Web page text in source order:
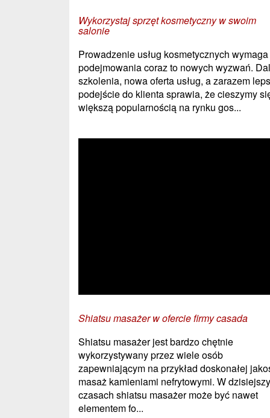
Wykorzystaj sprzęt kosmetyczny w swoim
salonie
Prowadzenie usług kosmetycznych wymaga
podejmowania coraz to nowych wyzwań.
szkolenia, nowa oferta usług, a zarazem
podejście do klienta sprawia, że cieszymy
większą popularnością na rynku gos...
Shiatsu masażer w ofercie firmy casada
Shiatsu masażer jest bardzo chętnie
wykorzystywany przez wiele osób
zapewniającym na przykład doskonałej
masaż kamieniami nefrytowymi. W
czasach shiatsu masażer może być nawet
elementem fo...